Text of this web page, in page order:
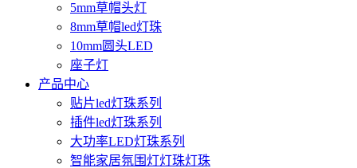
5mm草帽头灯
8mm草帽led灯珠
10mm圆头LED
座子灯
产品中心
贴片led灯珠系列
插件led灯珠系列
大功率LED灯珠系列
智能家居氛围灯灯珠灯珠